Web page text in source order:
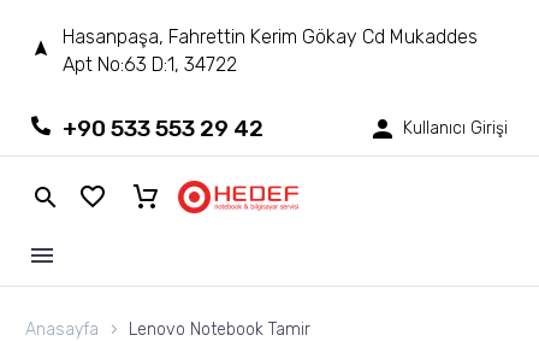
Hasanpaşa, Fahrettin Kerim Gökay Cd Mukaddes
Apt No:63 D:1, 34722
+90 533 553 29 42 Kullanıcı Girişi
Anasayfa Lenovo Notebook Tamir